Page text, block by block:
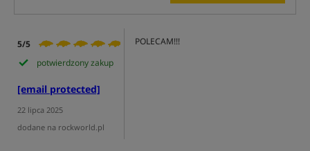
5/5
potwierdzony zakup
[email protected]
22 lipca 2025
dodane na rockworld.pl
POLECAM!!!